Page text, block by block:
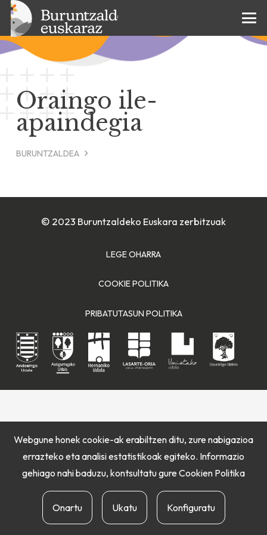
Oraingo ile-
apaindegia
BURUNTZALDEA
© 2023 Buruntzaldeko Euskara zerbitzuak
LEGE OHARRA
COOKIE POLITIKA
PRIBATUTASUN POLITIKA
Webgune honek cookie-ak erabiltzen ditu, zure nabigazioa
errazteko eta analisi estatistikoak egiteko. Informazio
gehiago nahi baduzu, kontsultatu gure Cookien Politika
Onartu Ukatu Konfiguratu